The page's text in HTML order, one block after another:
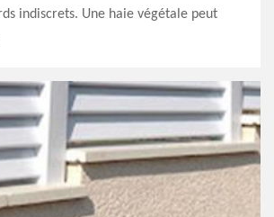
indiscrets. Une haie végétale peut